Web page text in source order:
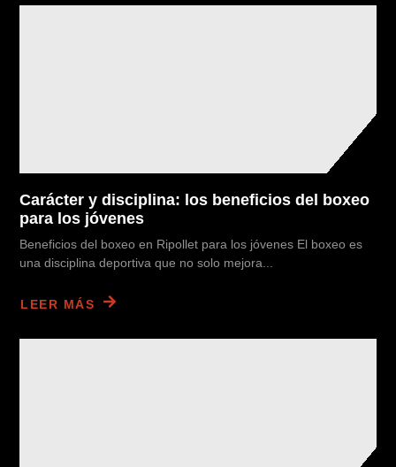
Carácter y disciplina: los beneficios del boxeo
para los jóvenes
Beneficios del boxeo en Ripollet para los jóvenes El boxeo es
una disciplina deportiva que no solo mejora...
LEER MÁS